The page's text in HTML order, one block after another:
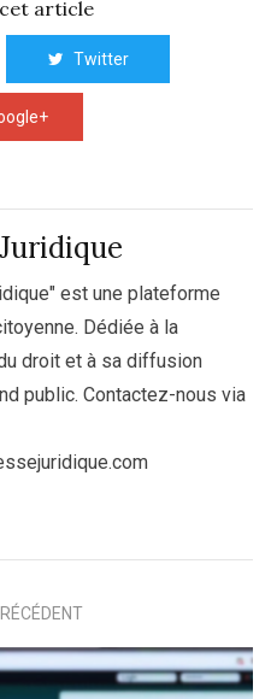
article
Twitter
est une plateforme
Dédiée à la
droit et à sa diffusion
public. Contactez-nous via